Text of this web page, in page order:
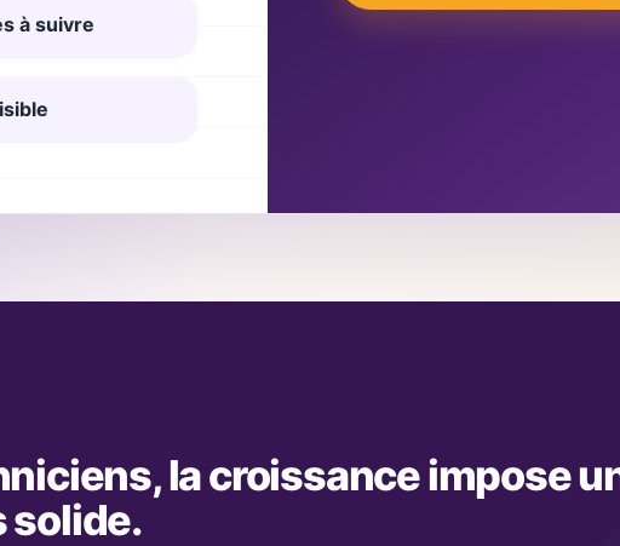
à suivre
la croissance impose
solide.